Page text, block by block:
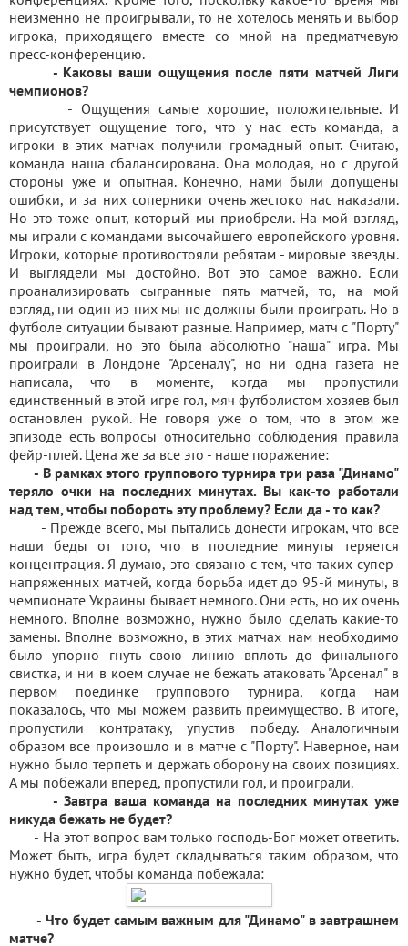
неизменно не проигрывали, то не хотелось менять и выбор
игрока, приходящего вместе со мной на предматчевую
пресс-конференцию.
- Каковы ваши ощущения после пяти матчей Лиги
чемпионов?
- Ощущения самые хорошие, положительные. И
присутствует ощущение того, что у нас есть команда, а
игроки в этих матчах получили громадный опыт. Считаю,
команда наша сбалансирована. Она молодая, но с другой
стороны уже и опытная. Конечно, нами были допущены
ошибки, и за них соперники очень жестоко нас наказали.
Но это тоже опыт, который мы приобрели. На мой взгляд,
мы играли с командами высочайшего европейского уровня.
Игроки, которые противостояли ребятам - мировые звезды.
И выглядели мы достойно. Вот это самое важно. Если
проанализировать сыгранные пять матчей, то, на мой
взгляд, ни один из них мы не должны были проиграть. Но в
футболе ситуации бывают разные. Например, матч с "Порту"
мы проиграли, но это была абсолютно "наша" игра. Мы
проиграли в Лондоне "Арсеналу", но ни одна газета не
написала, что в моменте, когда мы пропустили
единственный в этой игре гол, мяч футболистом хозяев был
остановлен рукой. Не говоря уже о том, что в этом же
эпизоде есть вопросы относительно соблюдения правила
фейр-плей. Цена же за все это - наше поражение:
- В рамках этого группового турнира три раза "Динамо"
теряло очки на последних минутах. Вы как-то работали
над тем, чтобы побороть эту проблему? Если да - то как?
- Прежде всего, мы пытались донести игрокам, что все
наши беды от того, что в последние минуты теряется
концентрация. Я думаю, это связано с тем, что таких супер-
напряженных матчей, когда борьба идет до 95-й минуты, в
чемпионате Украины бывает немного. Они есть, но их очень
немного. Вполне возможно, нужно было сделать какие-то
замены. Вполне возможно, в этих матчах нам необходимо
было упорно гнуть свою линию вплоть до финального
свистка, и ни в коем случае не бежать атаковать "Арсенал" в
первом поединке группового турнира, когда нам
показалось, что мы можем развить преимущество. В итоге,
пропустили контратаку, упустив победу. Аналогичным
образом все произошло и в матче с "Порту". Наверное, нам
нужно было терпеть и держать оборону на своих позициях.
А мы побежали вперед, пропустили гол, и проиграли.
- Завтра ваша команда на последних минутах уже
никуда бежать не будет?
- На этот вопрос вам только господь-Бог может ответить.
Может быть, игра будет складываться таким образом, что
нужно будет, чтобы команда побежала:
- Что будет самым важным для "Динамо" в завтрашнем
матче?